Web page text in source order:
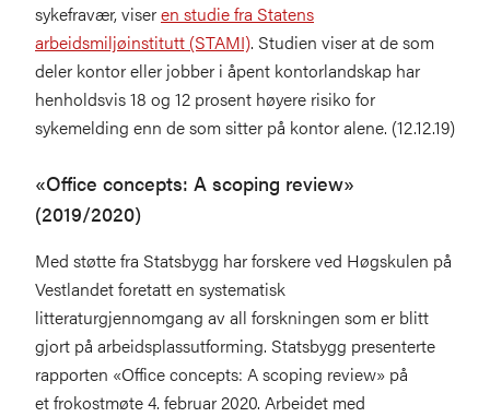
sykefravær, viseren studie fra Statens
arbeidsmiljøinstitutt (STAMI). Studien viser at de som
deler kontor eller jobber i åpent kontorlandskap har
henholdsvis 18 og 12 prosent høyere risiko for
sykemelding enn de som sitter på kontor alene. (12.12.19)
«Office concepts: A scoping review»
(2019/2020)
Med støtte fra Statsbygg har forskere ved Høgskulen på
Vestlandet foretatt en systematisk
litteraturgjennomgang av all forskningen som er blitt
gjort på arbeidsplassutforming. Statsbygg presenterte
rapporten «Office concepts: A scoping review» på
et frokostmøte 4. februar 2020. Arbeidet med